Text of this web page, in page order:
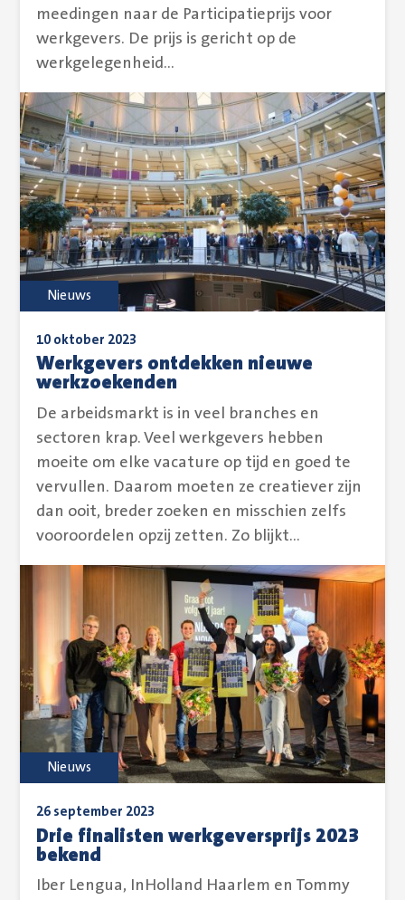
meedingen naar de Participatieprijs voor
werkgevers. De prijs is gericht op de
werkgelegenheid...
Werkgevers ontdekken nieuwe
werkzoekenden
10 oktober 2023
De arbeidsmarkt is in veel branches en
sectoren krap. Veel werkgevers hebben
moeite om elke vacature op tijd en goed te
vervullen. Daarom moeten ze creatiever zijn
dan ooit, breder zoeken en misschien zelfs
vooroordelen opzij zetten. Zo blijkt...
Nieuws
Drie finalisten werkgeversprijs 2023
bekend
26 september 2023
Iber Lengua, InHolland Haarlem en Tommy
Nieuws